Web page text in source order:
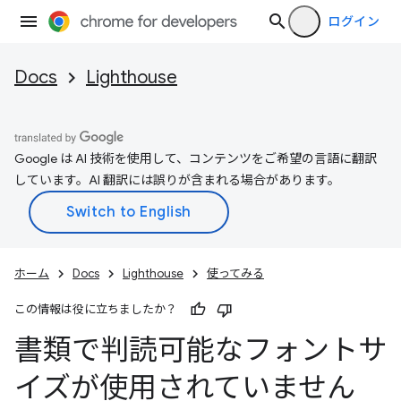
ログイン
Docs Lighthouse
Google は AI 技術を使用して、コンテンツをご希望の言語に翻訳
しています。AI 翻訳には誤りが含まれる場合があります。
ホーム Docs Lighthouse 使ってみる
この情報は役に立ちましたか？
書類で判読可能なフォントサ
イズが使用されていません